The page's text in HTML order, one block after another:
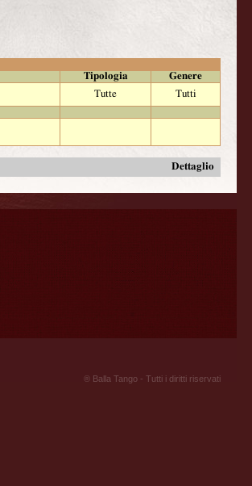
Tipologia
Genere
Tutte
Tutti
Dettaglio
® Balla Tango - Tutti i diritti riservati